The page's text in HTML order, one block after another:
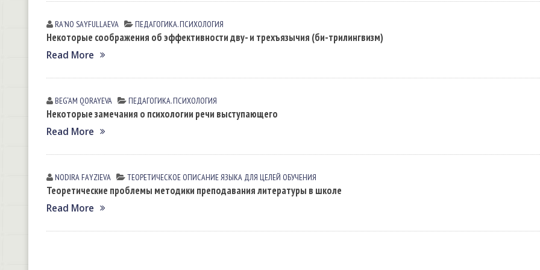
RAʼNO SАYFULLАEVА ПЕДАГОГИКА. ПСИХОЛОГИЯ
Некоторые соображения об эффективности дву- и трехъязычия (би-трилингвизм)
Read More
BEG‘AM QORAYEVA ПЕДАГОГИКА. ПСИХОЛОГИЯ
Некоторые замечания о психологии речи выступающего
Read More
NODIRA FАYZIEVА ТЕОРЕТИЧЕСКОЕ ОПИСАНИЕ ЯЗЫКА ДЛЯ ЦЕЛЕЙ ОБУЧЕНИЯ
Теоретические проблемы методики преподавания литературы в школе
Read More